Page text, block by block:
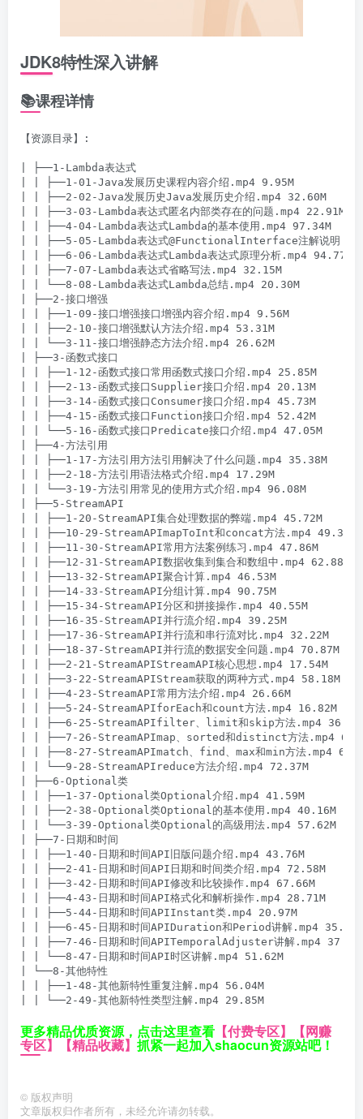
JDK8特性深入讲解
📚课程详情
【资源目录】:
| ├──1-Lambda表达式
| | ├──1-01-Java发展历史课程内容介绍.mp4 9.95M
| | ├──2-02-Java发展历史Java发展历史介绍.mp4 32.60M
| | ├──3-03-Lambda表达式匿名内部类存在的问题.mp4 22.91M
| | ├──4-04-Lambda表达式Lambda的基本使用.mp4 97.34M
| | ├──5-05-Lambda表达式@FunctionalInterface注解说明
| | ├──6-06-Lambda表达式Lambda表达式原理分析.mp4 94.77M
| | ├──7-07-Lambda表达式省略写法.mp4 32.15M
| | └──8-08-Lambda表达式Lambda总结.mp4 20.30M
| ├──2-接口增强
| | ├──1-09-接口增强接口增强内容介绍.mp4 9.56M
| | ├──2-10-接口增强默认方法介绍.mp4 53.31M
| | └──3-11-接口增强静态方法介绍.mp4 26.62M
| ├──3-函数式接口
| | ├──1-12-函数式接口常用函数式接口介绍.mp4 25.85M
| | ├──2-13-函数式接口Supplier接口介绍.mp4 20.13M
| | ├──3-14-函数式接口Consumer接口介绍.mp4 45.73M
| | ├──4-15-函数式接口Function接口介绍.mp4 52.42M
| | └──5-16-函数式接口Predicate接口介绍.mp4 47.05M
| ├──4-方法引用
| | ├──1-17-方法引用方法引用解决了什么问题.mp4 35.38M
| | ├──2-18-方法引用语法格式介绍.mp4 17.29M
| | └──3-19-方法引用常见的使用方式介绍.mp4 96.08M
| ├──5-StreamAPI
| | ├──1-20-StreamAPI集合处理数据的弊端.mp4 45.72M
| | ├──10-29-StreamAPImapToInt和concat方法.mp4 49.31M
| | ├──11-30-StreamAPI常用方法案例练习.mp4 47.86M
| | ├──12-31-StreamAPI数据收集到集合和数组中.mp4 62.88M
| | ├──13-32-StreamAPI聚合计算.mp4 46.53M
| | ├──14-33-StreamAPI分组计算.mp4 90.75M
| | ├──15-34-StreamAPI分区和拼接操作.mp4 40.55M
| | ├──16-35-StreamAPI并行流介绍.mp4 39.25M
| | ├──17-36-StreamAPI并行流和串行流对比.mp4 32.22M
| | ├──18-37-StreamAPI并行流的数据安全问题.mp4 70.87M
| | ├──2-21-StreamAPIStreamAPI核心思想.mp4 17.54M
| | ├──3-22-StreamAPIStream获取的两种方式.mp4 58.18M
| | ├──4-23-StreamAPI常用方法介绍.mp4 26.66M
| | ├──5-24-StreamAPIforEach和count方法.mp4 16.82M
| | ├──6-25-StreamAPIfilter、limit和skip方法.mp4
| | ├──7-26-StreamAPImap、sorted和distinct方法.mp4
| | ├──8-27-StreamAPImatch、find、max和min方法.mp4
| | └──9-28-StreamAPIreduce方法介绍.mp4 72.37M
| ├──6-Optional类
| | ├──1-37-Optional类Optional介绍.mp4 41.59M
| | ├──2-38-Optional类Optional的基本使用.mp4 40.16M
| | └──3-39-Optional类Optional的高级用法.mp4 57.62M
| ├──7-日期和时间
| | ├──1-40-日期和时间API旧版问题介绍.mp4 43.76M
| | ├──2-41-日期和时间API日期和时间类介绍.mp4 72.58M
| | ├──3-42-日期和时间API修改和比较操作.mp4 67.66M
| | ├──4-43-日期和时间API格式化和解析操作.mp4 28.71M
| | ├──5-44-日期和时间APIInstant类.mp4 20.97M
| | ├──6-45-日期和时间APIDuration和Period讲解.mp4 35.38M
| | ├──7-46-日期和时间APITemporalAdjuster讲解.mp4
| | └──8-47-日期和时间API时区讲解.mp4 51.62M
| └──8-其他特性
| | ├──1-48-其他新特性重复注解.mp4 56.04M
更多精品优质资源，点击这里查看 【付费专区】 【网赚
专区】 【精品收藏】 抓紧一起加入shaocun资源站吧！
© 版权声明
文章版权归作者所有，未经允许请勿转载。